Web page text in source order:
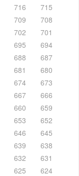
716
715
709
708
702
701
695
694
688
687
681
680
674
673
667
666
660
659
653
652
646
645
639
638
632
631
625
624